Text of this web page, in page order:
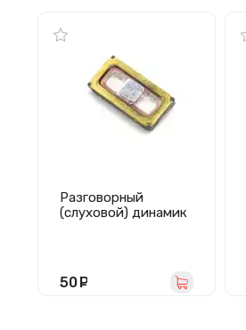
Разговорный
(слуховой) динамик
5A/Note 5A Prime
50